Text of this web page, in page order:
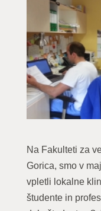
Na Fakulteti za
Gorica, smo v
vpletli lokalne
študente in